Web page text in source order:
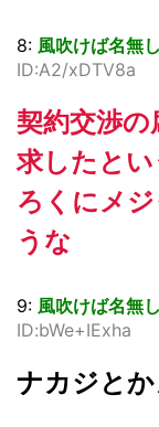
8: 風吹けば名無し
ID:A2/xDTV8a
契約交渉
求したとい
ろくにメ
うな
9: 風吹けば名無し
ID:bWe+IExha
ナカジと